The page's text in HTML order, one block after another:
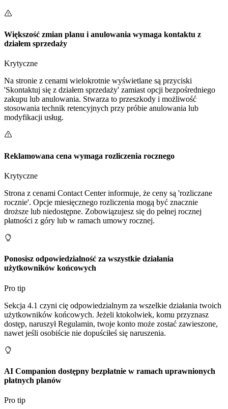
Większość zmian planu i anulowania wymaga kontaktu z
działem sprzedaży
Krytyczne
Na stronie z cenami wielokrotnie wyświetlane są przyciski
'Skontaktuj się z działem sprzedaży' zamiast opcji bezpośredniego
zakupu lub anulowania. Stwarza to przeszkody i możliwość
stosowania technik retencyjnych przy próbie anulowania lub
modyfikacji usług.
Reklamowana cena wymaga rozliczenia rocznego
Krytyczne
Strona z cenami Contact Center informuje, że ceny są 'rozliczane
rocznie'. Opcje miesięcznego rozliczenia mogą być znacznie
droższe lub niedostępne. Zobowiązujesz się do pełnej rocznej
płatności z góry lub w ramach umowy rocznej.
Ponosisz odpowiedzialność za wszystkie działania
użytkowników końcowych
Pro tip
Sekcja 4.1 czyni cię odpowiedzialnym za wszelkie działania twoich
użytkowników końcowych. Jeżeli ktokolwiek, komu przyznasz
dostęp, naruszył Regulamin, twoje konto może zostać zawieszone,
nawet jeśli osobiście nie dopuściłeś się naruszenia.
AI Companion dostępny bezpłatnie w ramach uprawnionych
płatnych planów
Pro tip